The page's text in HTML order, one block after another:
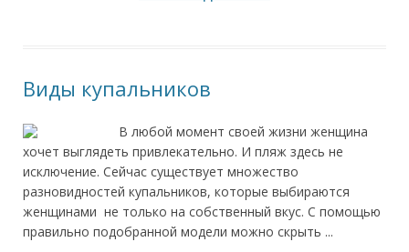
Виды купальников
В любой момент своей жизни женщина
хочет выглядеть привлекательно. И пляж здесь не
исключение. Сейчас существует множество
разновидностей купальников, которые выбираются
женщинами не только на собственный вкус. С помощью
правильно подобранной модели можно скрыть ...